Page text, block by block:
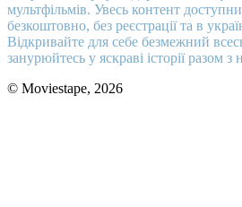
мультфільмів. Увесь контент
безкоштовно, без реєстрації та в
Відкривайте для себе безмежний
занурюйтесь у яскраві історії разом з
© Moviestape, 2026